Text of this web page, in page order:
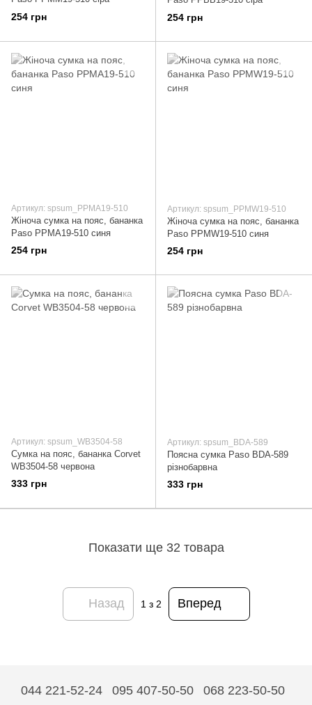
254 грн 254 грн
Артикул: spsum_PPMA19-510
Жіноча сумка на пояс, бананка
Paso PPMA19-510 синя
254 грн
Артикул: spsum_PPMW19-510
Жіноча сумка на пояс, бананка
Paso PPMW19-510 синя
254 грн
Артикул: spsum_WB3504-58
Сумка на пояс, бананка Corvet
WB3504-58 червона
333 грн
Артикул: spsum_BDA-589
Поясна сумка Paso BDA-589
різнобарвна
333 грн
Показати ще 32 товара
Назад 1 з 2 Вперед
044 221-52-24 095 407-50-50 068 223-50-50